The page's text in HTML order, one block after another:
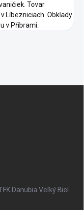
Tovar
Líbezniciach. Obklady
v Příbrami.
Danubia Veľký Biel